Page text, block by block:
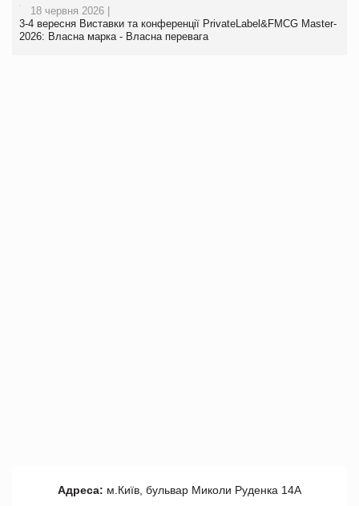
18 червня 2026 |
3-4 вересня Виставки та конференції PrivateLabel&FMCG Master-
2026: Власна марка - Власна перевага
Адреса: м.Київ, бульвар Миколи Руденка 14А